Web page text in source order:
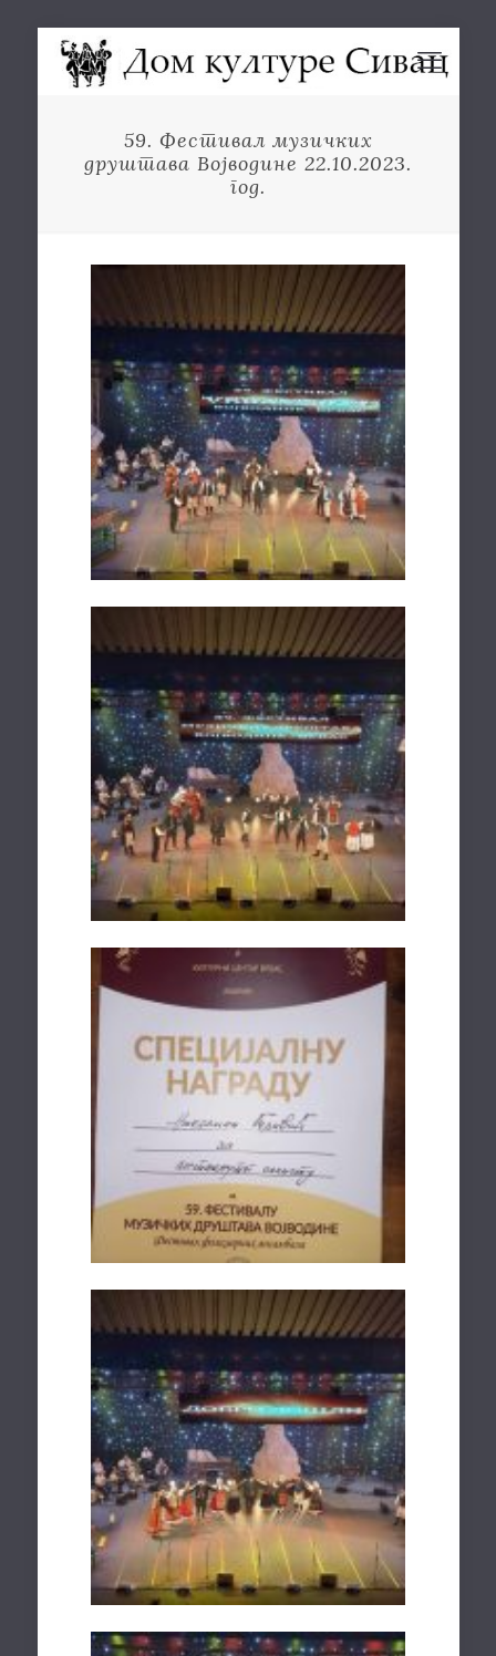
59. Фестивал музичких
друштава Војводине 22.10.2023.
год.